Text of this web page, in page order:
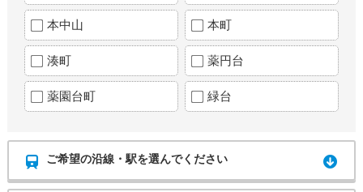
本中山 本町
湊町 薬円台
薬園台町 緑台
ご希望の沿線・駅を選んでください